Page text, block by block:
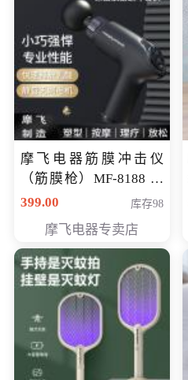
摩飞电器筋膜冲击仪
（筋膜枪）MF-8188 会
员专享价268元
399.00 库存98
摩飞电器专卖店